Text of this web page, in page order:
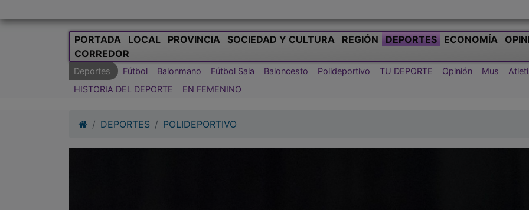
PORTADA LOCAL PROVINCIA SOCIEDAD Y CULTURA REGIÓN DEPORTES ECONOMÍA
CORREDOR
Deportes Fútbol Balonmano Fútbol Sala Baloncesto Polideportivo TU DEPORTE Opinión Mus
HISTORIA DEL DEPORTE
EN FEMENINO
DEPORTES POLIDEPORTIVO